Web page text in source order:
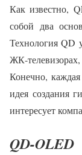
Как известно,
собой два
Технология QD
ЖК-
Конечно,
идея создания
интересует
QD-OLED